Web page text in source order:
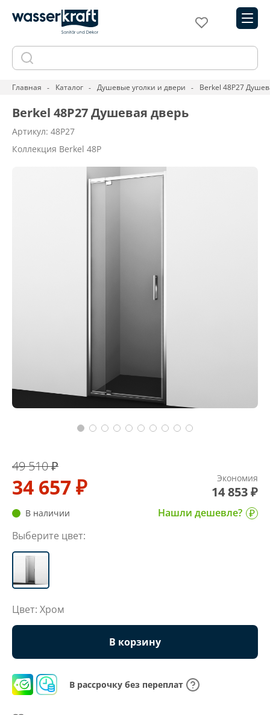
Главная Каталог Душевые уголки и двери Berkel 48P27
Berkel 48P27 Душевая дверь
Артикул: 48P27
Коллекция Berkel 48P
49 510 ₽
34 657 ₽ Экономия
14 853 ₽
В наличии
Нашли дешевле?
Выберите цвет:
Цвет: Хром
В корзину
В рассрочку без переплат